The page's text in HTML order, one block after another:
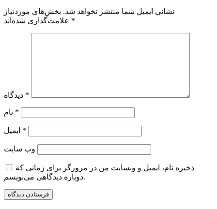
نشانی ایمیل شما منتشر نخواهد شد. بخش‌های موردنیاز
*
*
*
*
وب‌ سایت
ذخیره نام، ایمیل و وبسایت من در مرورگر برای زمانی که
دوباره دیدگاهی می‌نویسم.